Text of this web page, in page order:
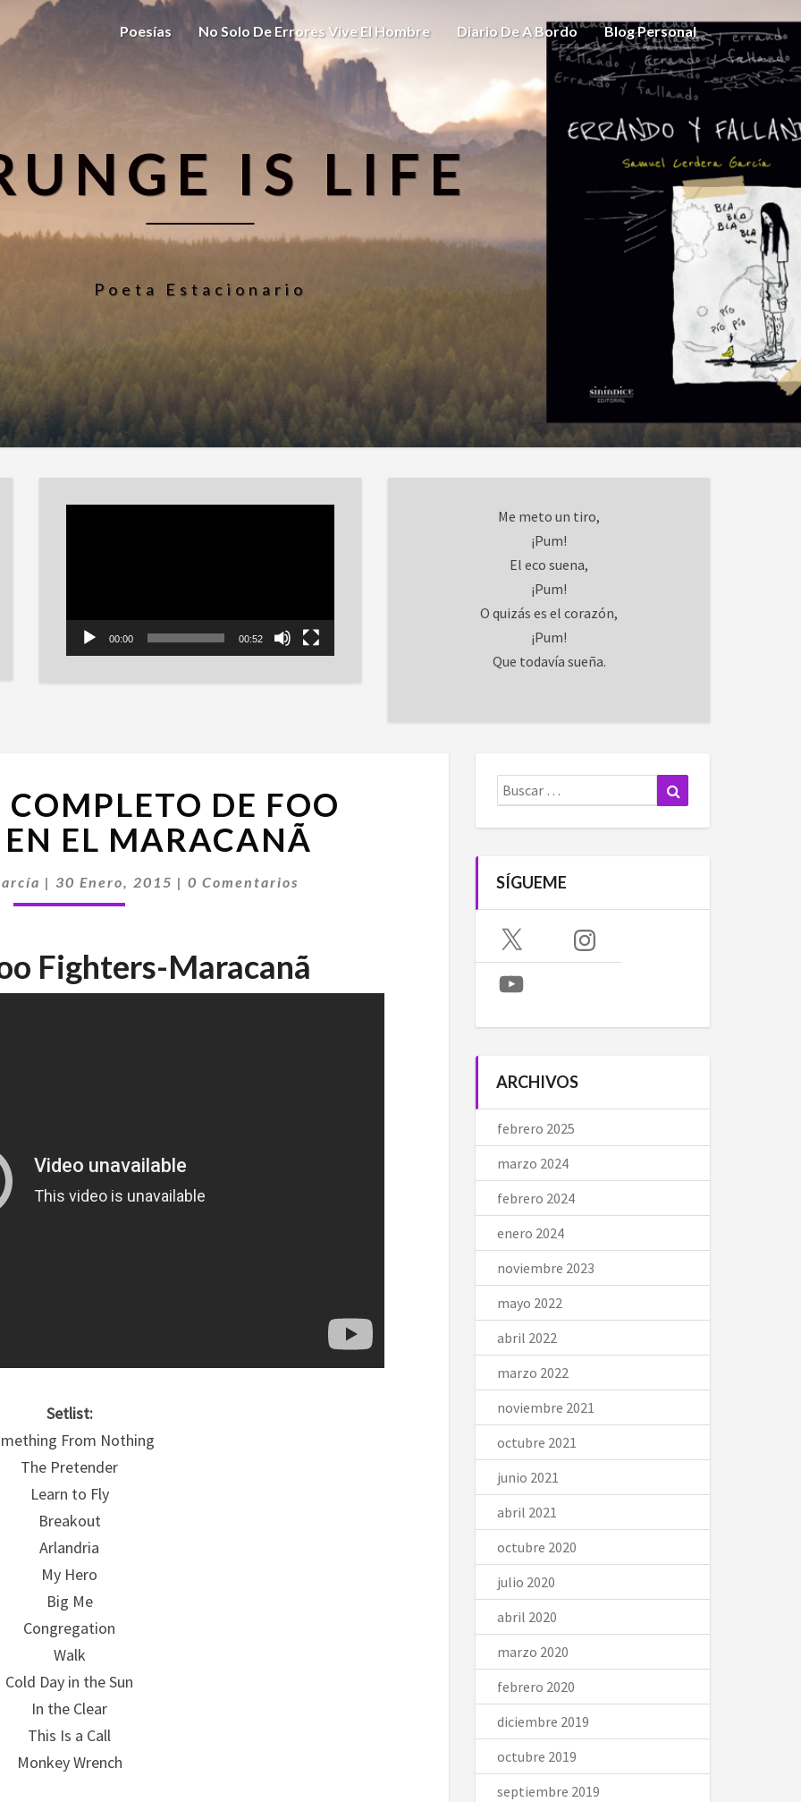
Poesías No Solo De Errores Vive El Hombre Diario De A Bordo Blog Personal
IS LIFE
Poeta Estacionario
00:00 00:52
Me meto un tiro,
¡Pum!
El eco suena,
¡Pum!
O quizás es el corazón,
¡Pum!
Que todavía sueña.
COMPLETO
DE
FOO
EN
DE FOO
EL MARACANÃ
|30 Enero, 2015 |Comentarios
0 Comentarios
Fighters-Maracanã
Setlist:
From Nothing
The Pretender
Learn to Fly
Breakout
Arlandria
My Hero
Big Me
Congregation
Walk
Cold Day in the Sun
In the Clear
This Is a Call
Monkey Wrench
Buscar:
SÍGUEME
X Instagram
YouTube
ARCHIVOS
febrero 2025
marzo 2024
febrero 2024
enero 2024
noviembre 2023
mayo 2022
abril 2022
marzo 2022
noviembre 2021
octubre 2021
junio 2021
abril 2021
octubre 2020
julio 2020
abril 2020
marzo 2020
febrero 2020
diciembre 2019
octubre 2019
septiembre 2019